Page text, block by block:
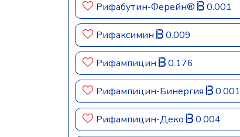
Рифабутин-Ферейн® 0.001
Рифаксимин 0.009
Рифампицин 0.176
Рифампицин-Бинергия 0.001
Рифампицин-Деко 0.004